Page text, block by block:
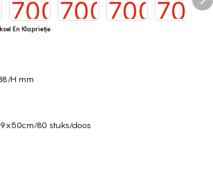
En Klaprietje
H mm
80 stuks/doos